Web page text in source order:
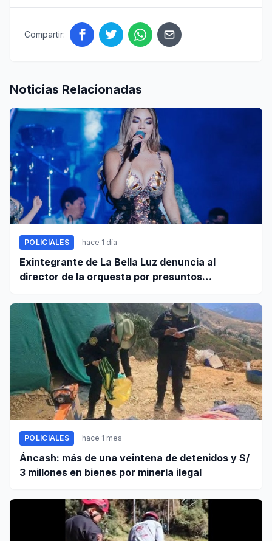
Compartir:
Noticias Relacionadas
POLICIALES hace 1 día
Exintegrante de La Bella Luz denuncia al
director de la orquesta por presuntos
POLICIALES hace 1 mes
Áncash: más de una veintena de detenidos y S/
3 millones en bienes por minería ilegal